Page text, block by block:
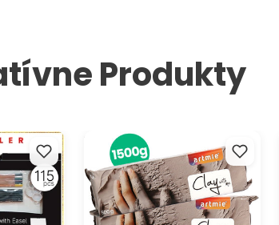
Produkty
Sada modelovacích hmôt
ARTMIE Clay with me 3x500g